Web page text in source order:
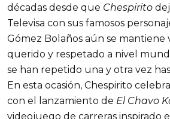
décadas desde que Chespirito
Televisa con sus famosos
Gómez Bolaños aún se mantiene
querido y respetado a nivel
se han repetido una y otra vez
En esta ocasión, Chespirito
con el lanzamiento de El Chavo
videojuego de carreras inspirado